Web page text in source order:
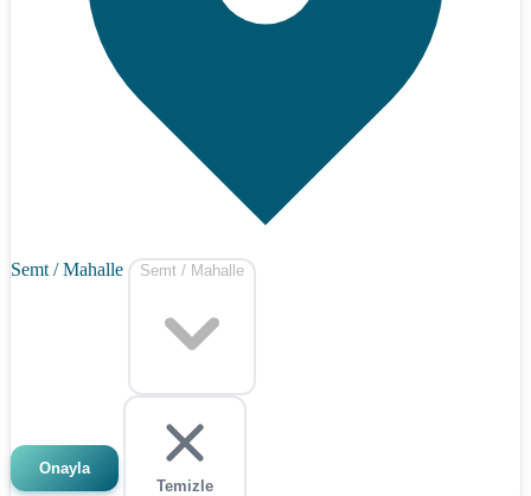
Semt / Mahalle Semt / Mahalle
Onayla
Temizle